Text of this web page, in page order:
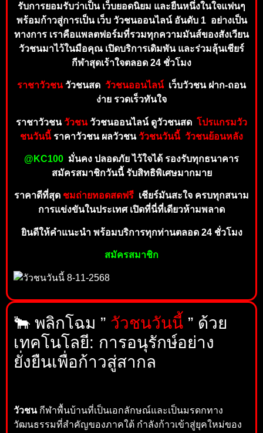
รับการยอมรับว่าเป็น เว็บยอดนิยม และยืนหนึ่งในใจแฟนๆ
พร้อมก้าวสู่การเป็น เว็บ วัวชนออนไลน์ อันดับ 1 อย่างเป็น
ทางการ เราคือแพลตฟอร์มที่รวมทุกความมันส์ของสังเวียน
วัวชนมาไว้ในมือคุณ เปิดบริการเดิมพัน และร่วมลุ้นเชียร์
กีฬาสุดเร้าใจตลอด 24 ชั่วโมง
ราชาวัวชนวัวชนสด วัวชนออนไลน์เว็บวัวชน ฝาก-ถอน
ง่าย รวดเร็วทันใจ
ราชาวัวชนวัวชนวัวชนออนไลน์ ดูวัวชนสด โปรแกรมวัว
ชนวันนี้ราคาวัวชน ผลวัวชนวัวชนวันนี้ วัวชนย้อนหลัง
@KC100 มั่นคง ปลอดภัย ไว้ใจได้ รองรับทุกธนาคาร
สมัครสมาชิกวันนี้ รับสิทธิพิเศษมากมาย
ราคาดีที่สุด ชมถ่ายทอดสดฟรี เชียร์มันสะใจ ครบทุกสนาม
การแข่งขันในประเทศ เปิดที่นี่ที่เดียวห้ามพลาด
ยินดีให้คำแนะนำ พร้อมบริการทุกท่านตลอด 24 ชั่วโมง
สมัครสมาชิก
🐂 พลิกโฉม ” วัวชนวันนี้ ” ด้วย
เทคโนโลยี: การอนุรักษ์อย่าง
ยั่งยืนเพื่อก้าวสู่สากล
วัวชนกีฬาพื้นบ้านที่เป็นเอกลักษณ์และเป็นมรดกทาง
วัฒนธรรมที่สำคัญของภาคใต้ กำลังก้าวเข้าสู่ยุคใหม่ของ